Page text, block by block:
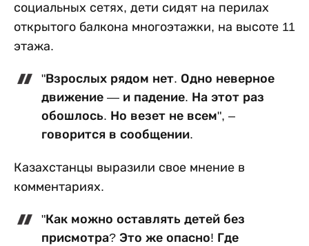
социальных сетях, дети сидят на перилах
открытого балкона многоэтажки, на высоте 11
этажа.
"Взрослых рядом нет. Одно неверное
движение — и падение. На этот раз
обошлось. Но везет не всем", –
говорится в сообщении.
Казахстанцы выразили свое мнение в
комментариях.
"Как можно оставлять детей без
присмотра? Это же опасно! Где